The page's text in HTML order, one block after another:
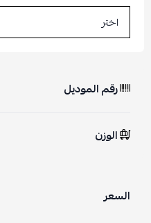
رقم الموديل
الوزن
السعر